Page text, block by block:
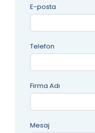
E-posta
Telefon
Firma Adı
Mesaj